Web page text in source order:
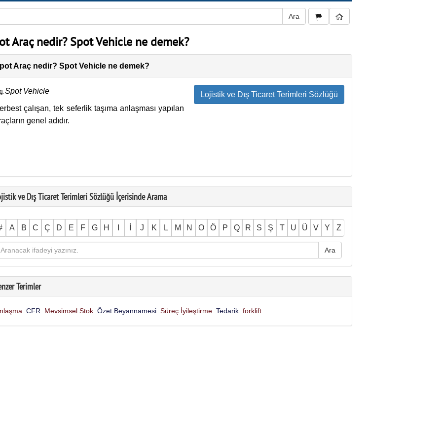
Araç nedir? Spot Vehicle ne demek?
Araç nedir? Spot Vehicle ne demek?
Lojistik ve Dış Ticaret Terimleri Sözlüğü
Spot Vehicle
çalışan, tek seferlik taşıma anlaşması yapılan
genel adıdır.
ve Dış Ticaret Terimleri Sözlüğü İçerisinde Arama
A B C Ç D E F G H J K L M N O Ö P Q R S Ş T U Ü V Y Z
Terimler
CFR Mevsimsel Stok Özet Beyannamesi Süreç İyileştirme Tedarik forklift